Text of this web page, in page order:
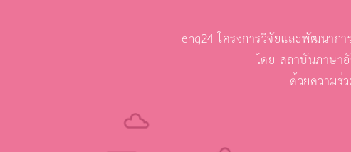
eng24 โครงการวิจัยและพัฒนาก
โดย สถาบันภาษา
ด้วยความร่